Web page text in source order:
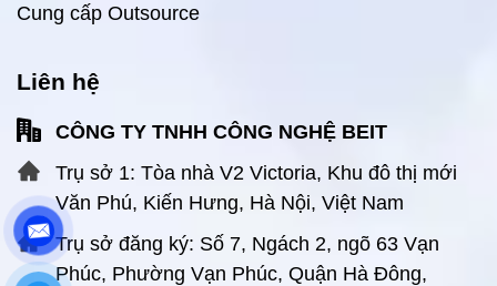
Cung cấp Outsource
Liên hệ
CÔNG TY TNHH CÔNG NGHỆ BEIT
Trụ sở 1: Tòa nhà V2 Victoria, Khu đô thị mới
Văn Phú, Kiến Hưng, Hà Nội, Việt Nam
Trụ sở đăng ký: Số 7, Ngách 2, ngõ 63 Vạn
Phúc, Phường Vạn Phúc, Quận Hà Đông,